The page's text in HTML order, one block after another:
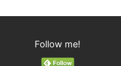
Follow me!